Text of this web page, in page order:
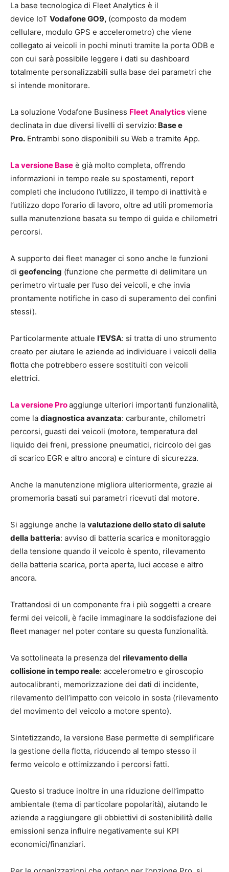
La base tecnologica di Fleet Analytics è il
device IoT Vodafone GO9, (composto da modem
cellulare, modulo GPS e accelerometro) che viene
collegato ai veicoli in pochi minuti tramite la porta ODB e
con cui sarà possibile leggere i dati su dashboard
totalmente personalizzabili sulla base dei parametri che
si intende monitorare.
La soluzione Vodafone Business Fleet Analytics viene
declinata in due diversi livelli di servizio: Base e
Pro. Entrambi sono disponibili su Web e tramite App.
La versione Base è già molto completa, offrendo
informazioni in tempo reale su spostamenti, report
completi che includono l’utilizzo, il tempo di inattività e
l’utilizzo dopo l’orario di lavoro, oltre ad utili promemoria
sulla manutenzione basata su tempo di guida e chilometri
percorsi.
A supporto dei fleet manager ci sono anche le funzioni
di geofencing (funzione che permette di delimitare un
perimetro virtuale per l’uso dei veicoli, e che invia
prontamente notifiche in caso di superamento dei confini
stessi).
Particolarmente attuale l’EVSA: si tratta di uno strumento
creato per aiutare le aziende ad individuare i veicoli della
flotta che potrebbero essere sostituiti con veicoli
elettrici.
La versione Proaggiunge ulteriori importanti funzionalità,
come la diagnostica avanzata: carburante, chilometri
percorsi, guasti dei veicoli (motore, temperatura del
liquido dei freni, pressione pneumatici, ricircolo dei gas
di scarico EGR e altro ancora) e cinture di sicurezza.
Anche la manutenzione migliora ulteriormente, grazie ai
promemoria basati sui parametri ricevuti dal motore.
Si aggiunge anche la valutazione dello stato di salute
della batteria: avviso di batteria scarica e monitoraggio
della tensione quando il veicolo è spento, rilevamento
della batteria scarica, porta aperta, luci accese e altro
ancora.
Trattandosi di un componente fra i più soggetti a creare
fermi dei veicoli, è facile immaginare la soddisfazione dei
fleet manager nel poter contare su questa funzionalità.
Va sottolineata la presenza del rilevamento della
collisione in tempo reale: accelerometro e giroscopio
autocalibranti, memorizzazione dei dati di incidente,
rilevamento dell’impatto con veicolo in sosta (rilevamento
del movimento del veicolo a motore spento).
Sintetizzando, la versione Base permette di semplificare
la gestione della flotta, riducendo al tempo stesso il
fermo veicolo e ottimizzando i percorsi fatti.
Questo si traduce inoltre in una riduzione dell’impatto
ambientale (tema di particolare popolarità), aiutando le
aziende a raggiungere gli obbiettivi di sostenibilità delle
emissioni senza influire negativamente sui KPI
economici/finanziari.